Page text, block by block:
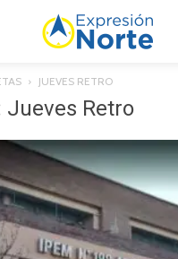
JUEVES RETRO
Jueves Retro